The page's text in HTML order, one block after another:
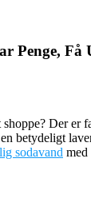
Penge,
Der
betydeligt
sodavand med